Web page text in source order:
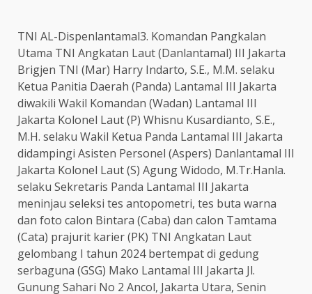
TNI AL-Dispenlantamal3. Komandan Pangkalan
Utama TNI Angkatan Laut (Danlantamal) III Jakarta
Brigjen TNI (Mar) Harry Indarto, S.E., M.M. selaku
Ketua Panitia Daerah (Panda) Lantamal III Jakarta
diwakili Wakil Komandan (Wadan) Lantamal III
Jakarta Kolonel Laut (P) Whisnu Kusardianto, S.E.,
M.H. selaku Wakil Ketua Panda Lantamal III Jakarta
didampingi Asisten Personel (Aspers) Danlantamal III
Jakarta Kolonel Laut (S) Agung Widodo, M.Tr.Hanla.
selaku Sekretaris Panda Lantamal III Jakarta
meninjau seleksi tes antopometri, tes buta warna
dan foto calon Bintara (Caba) dan calon Tamtama
(Cata) prajurit karier (PK) TNI Angkatan Laut
gelombang I tahun 2024 bertempat di gedung
serbaguna (GSG) Mako Lantamal III Jakarta Jl.
Gunung Sahari No 2 Ancol, Jakarta Utara, Senin